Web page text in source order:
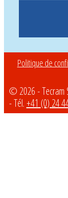
Politique de
© 2026 - Tecram
- Tél. +41 (0) 24